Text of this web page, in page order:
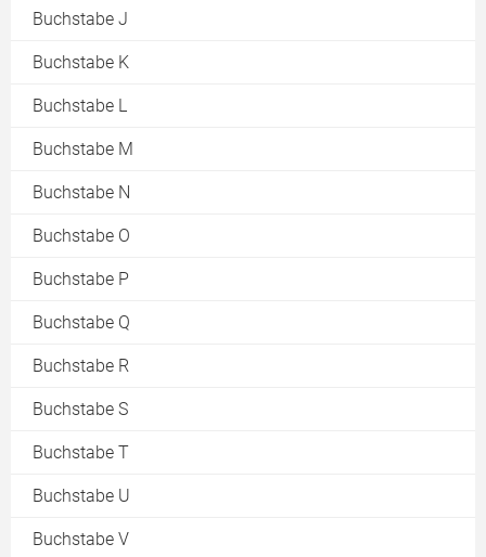
Buchstabe J
Buchstabe K
Buchstabe L
Buchstabe M
Buchstabe N
Buchstabe O
Buchstabe P
Buchstabe Q
Buchstabe R
Buchstabe S
Buchstabe T
Buchstabe U
Buchstabe V